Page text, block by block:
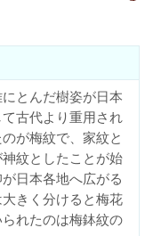
とんだ樹姿が日本
古代より重用され
が梅紋で、家紋と
紋としたことが始
日本各地へ広がる
きく分けると梅花
れたのは梅鉢紋の